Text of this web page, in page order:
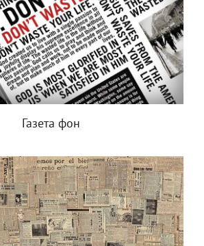
Газета фон